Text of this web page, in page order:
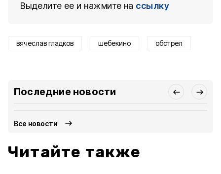
Выделите ее и нажмите на ссылку
вячеслав гладков шебекино обстрел
Последние новости
Все новости
Читайте также